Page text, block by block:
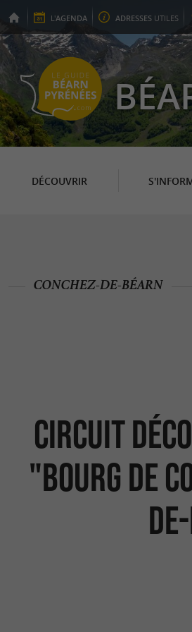
L'AGENDA ADRESSES UTILES
DÉCOUVRIR
Circuit
"Bourg de
CONCHEZ-DE-BÉARN